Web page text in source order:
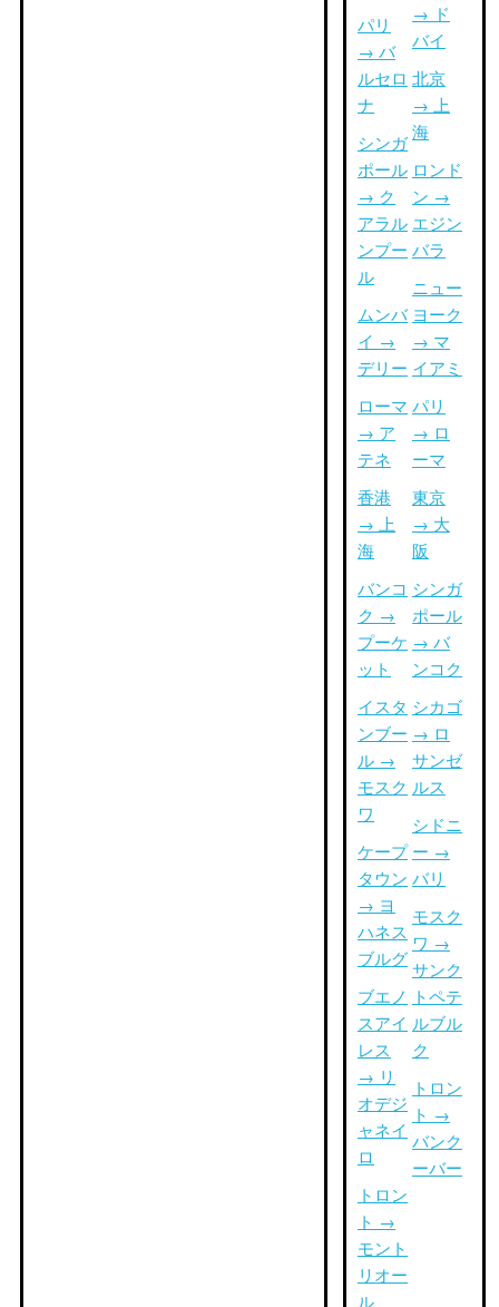
パリ
→ バ
ルセロ
ナ
シンガ
ポール
→ ク
アラル
ンプー
ル
ムンバ
イ →
デリー
ローマ
→ ア
テネ
香港
→ 上
海
バンコ
ク →
プーケ
ット
イスタ
ンブー
ル →
モスク
ワ
ケープ
タウン
→ ヨ
ハネス
ブルグ
ブエノ
スアイ
レス
→ リ
オデジ
ャネイ
ロ
トロン
ト →
モント
リオー
ル
→ ド
バイ
北京
→ 上
海
ロンド
ン →
エジン
バラ
ニュー
ヨーク
→ マ
イアミ
パリ
→ ロ
ーマ
東京
→ 大
阪
シンガ
ポール
→ バ
ンコク
シカゴ
→ ロ
サンゼ
ルス
シドニ
ー →
バリ
モスク
ワ →
サンク
トペテ
ルブル
ク
トロン
ト →
バンク
ーバー